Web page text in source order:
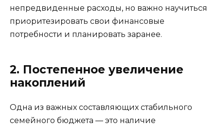
непредвиденные расходы, но важно научиться
приоритезировать свои финансовые
потребности и планировать заранее.
2. Постепенное увеличение
накоплений
Одна из важных составляющих стабильного
семейного бюджета — это наличие